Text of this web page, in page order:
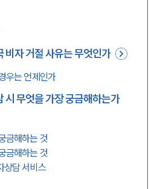
비자 거절 사유는 무엇인가
우는 언제인가
시 무엇을 가장 궁금해하는가
금해하는 것
금해하는 것
상담 서비스